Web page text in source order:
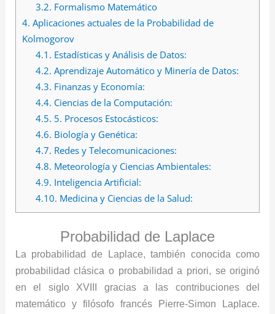
3.2. Formalismo Matemático
4. Aplicaciones actuales de la Probabilidad de
Kolmogorov
4.1. Estadísticas y Análisis de Datos:
4.2. Aprendizaje Automático y Minería de Datos:
4.3. Finanzas y Economía:
4.4. Ciencias de la Computación:
4.5. 5. Procesos Estocásticos:
4.6. Biología y Genética:
4.7. Redes y Telecomunicaciones:
4.8. Meteorología y Ciencias Ambientales:
4.9. Inteligencia Artificial:
4.10. Medicina y Ciencias de la Salud:
Probabilidad de Laplace
La probabilidad de Laplace, también conocida como
probabilidad clásica o probabilidad a priori, se originó
en el siglo XVIII gracias a las contribuciones del
matemático y filósofo francés Pierre-Simon Laplace.